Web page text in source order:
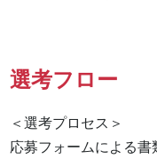
選考フロー
＜選考プロセス＞
応募フォームによる書